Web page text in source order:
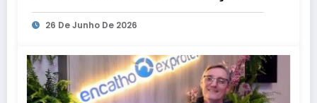
26 De Junho De 2026